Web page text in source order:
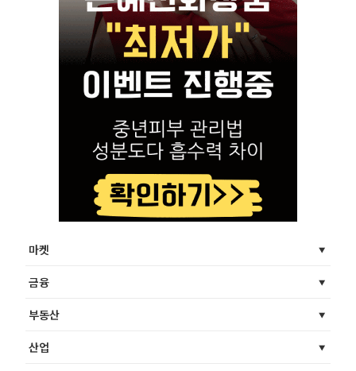
마켓
금융
부동산
산업